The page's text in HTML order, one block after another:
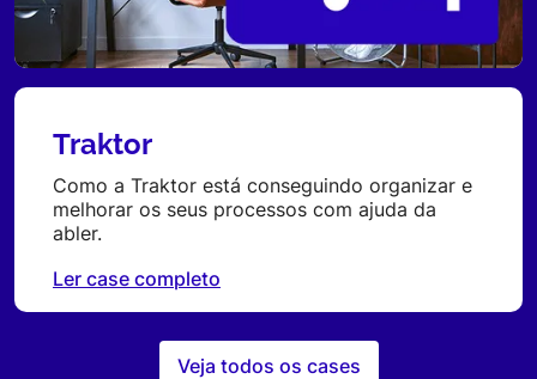
Traktor
Como a Traktor está conseguindo organizar e
melhorar os seus processos com ajuda da
abler.
Ler case completo
Veja todos os cases